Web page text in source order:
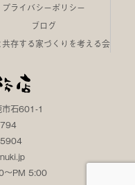
プライバシーポリシー
ブログ
共存する家づくりを考える会
市石601-1
～PM 5:00